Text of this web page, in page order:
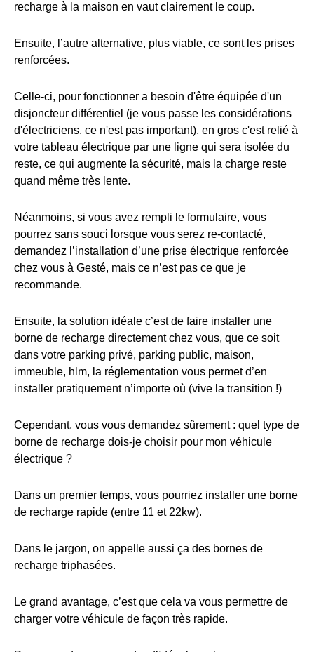
recharge à la maison en vaut clairement le coup.
Ensuite, l’autre alternative, plus viable, ce sont les prises
renforcées.
Celle-ci, pour fonctionner a besoin d'être équipée d'un
disjoncteur différentiel (je vous passe les considérations
d'électriciens, ce n'est pas important), en gros c'est relié à
votre tableau électrique par une ligne qui sera isolée du
reste, ce qui augmente la sécurité, mais la charge reste
quand même très lente.
Néanmoins, si vous avez rempli le formulaire, vous
pourrez sans souci lorsque vous serez re-contacté,
demandez l’installation d’une prise électrique renforcée
chez vous à Gesté, mais ce n’est pas ce que je
recommande.
Ensuite, la solution idéale c’est de faire installer une
borne de recharge directement chez vous, que ce soit
dans votre parking privé, parking public, maison,
immeuble, hlm, la réglementation vous permet d’en
installer pratiquement n’importe où (vive la transition !)
Cependant, vous vous demandez sûrement : quel type de
borne de recharge dois-je choisir pour mon véhicule
électrique ?
Dans un premier temps, vous pourriez installer une borne
de recharge rapide (entre 11 et 22kw).
Dans le jargon, on appelle aussi ça des bornes de
recharge triphasées.
Le grand avantage, c’est que cela va vous permettre de
charger votre véhicule de façon très rapide.